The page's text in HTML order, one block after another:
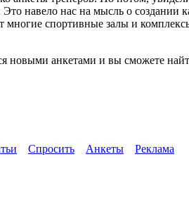
навело нас на мысль о создании
многие спортивные залы и
анкетами и вы сможете
Спросить Анкеты Реклама